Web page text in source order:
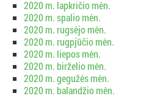
2020 m. lapkričio mėn.
2020 m. spalio mėn.
2020 m. rugsėjo mėn.
2020 m. rugpjūčio mėn.
2020 m. liepos mėn.
2020 m. birželio mėn.
2020 m. gegužės mėn.
2020 m. balandžio mėn.